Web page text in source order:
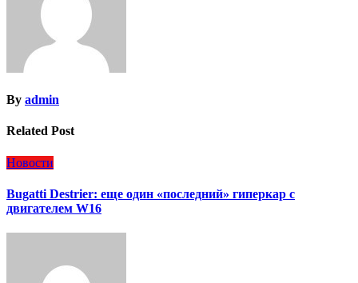
By admin
Related Post
Новости
Bugatti Destrier: еще один «последний» гиперкар с
двигателем W16